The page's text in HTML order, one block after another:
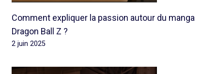
Comment expliquer la passion autour du manga
Dragon Ball Z ?
2 juin 2025